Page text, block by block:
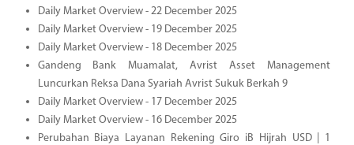
Daily Market Overview - 22 December 2025
Daily Market Overview - 19 December 2025
Daily Market Overview - 18 December 2025
Gandeng Bank Muamalat, Avrist Asset Management
Luncurkan Reksa Dana Syariah Avrist Sukuk Berkah 9
Daily Market Overview - 17 December 2025
Daily Market Overview - 16 December 2025
Perubahan Biaya Layanan Rekening Giro iB Hijrah USD | 1